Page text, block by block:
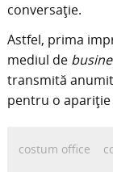
conversație.
Astfel, prima
mediul de
transmită
pentru o
costum office